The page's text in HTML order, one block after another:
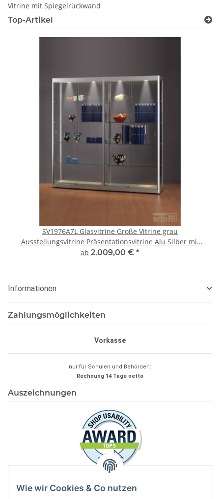
Wie wir Cookies & Co nutzen
Vitrine mit Spiegelrückwand
Top-Artikel
SV1976A7L Glasvitrine Große Vitrine grau
Ausstellungsvitrine Präsentationsvitrine Alu Silber mit
Beleuchtung abschließbar
ab 2.009,00 € *
Informationen
Zahlungsmöglichkeiten
Vorkasse
nur für Schulen und Behörden:
Rechnung 14 Tage netto
Auszeichnungen